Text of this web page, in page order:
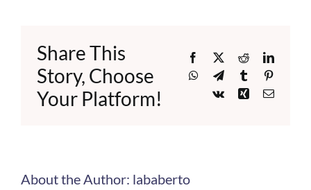
Share This
Story, Choose
Your Platform!
Facebook
X Reddit
WhatsApp
TelegramTumblr
Vk
XingEmail
About the Author: lababerto